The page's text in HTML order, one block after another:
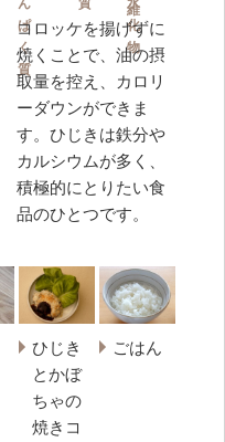
ー
維
ん
ぱ
く
質
質
水
化
物
コロッケを揚げずに
焼くことで、油の摂
取量を控え、カロリ
ーダウンができま
す。ひじきは鉄分や
カルシウムが多く、
積極的にとりたい食
品のひとつです。
ひじき
とかぼ
ちゃの
焼きコ
ごはん